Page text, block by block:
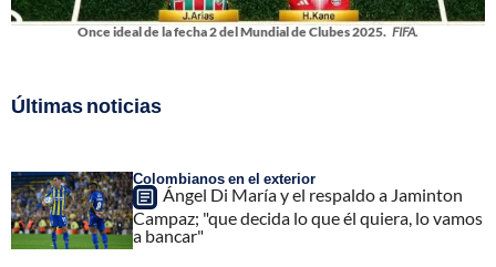
Once ideal de la fecha 2 del Mundial de Clubes 2025. FIFA.
Últimas noticias
Colombianos en el exterior
Ángel Di María y el respaldo a Jaminton
Campaz; "que decida lo que él quiera, lo vamos
a bancar"